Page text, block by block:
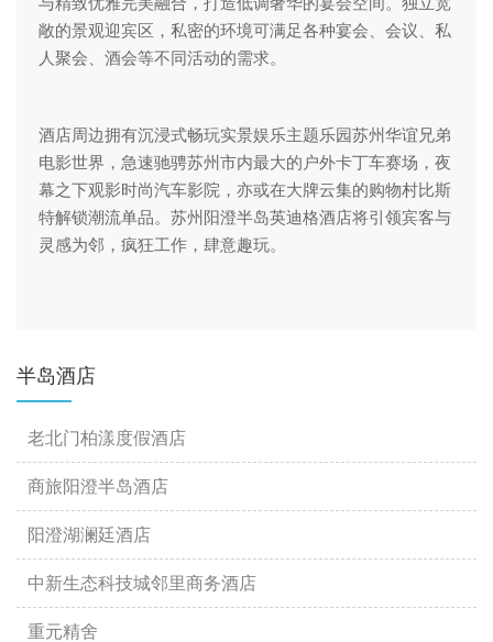
敞的景观迎宾区，私密的环境可满足各种宴会、会议、私
人聚会、酒会等不同活动的需求。
酒店周边拥有沉浸式畅玩实景娱乐主题乐园苏州华谊兄弟
电影世界，急速驰骋苏州市内最大的户外卡丁车赛场，夜
幕之下观影时尚汽车影院，亦或在大牌云集的购物村比斯
特解锁潮流单品。苏州阳澄半岛英迪格酒店将引领宾客与
灵感为邻，疯狂工作，肆意趣玩。
半岛酒店
老北门柏漾度假酒店
商旅阳澄半岛酒店
阳澄湖澜廷酒店
中新生态科技城邻里商务酒店
重元精舍